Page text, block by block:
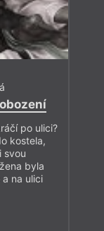
po ulici?
kostela,
svou
byla
na ulici